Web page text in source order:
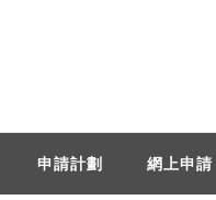
申請計劃 網上申請